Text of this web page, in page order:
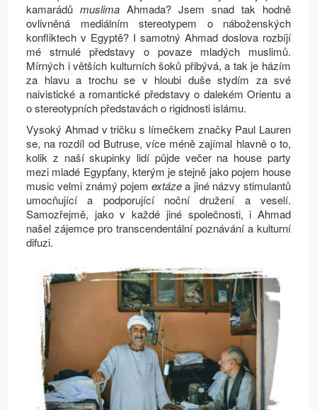
kamarádů muslima Ahmada? Jsem snad tak hodně
ovlivněná mediálním stereotypem o náboženských
konfliktech v Egyptě? I samotný Ahmad doslova rozbíjí
mé strnulé představy o povaze mladých muslimů.
Mírných i větších kulturních šoků přibývá, a tak je házím
za hlavu a trochu se v hloubi duše stydím za své
naivistické a romantické představy o dalekém Orientu a
o stereotypních představách o rigidnosti islámu.
Vysoký Ahmad v tričku s límečkem značky Paul Lauren
se, na rozdíl od Butruse, více méně zajímal hlavně o to,
kolik z naší skupinky lidí půjde večer na house party
mezi mladé Egypťany, kterým je stejně jako pojem house
music velmi známý pojem extázea jiné názvy stimulantů
umocňující a podporující noční družení a veselí.
Samozřejmě, jako v každé jiné společnosti, i Ahmad
našel zájemce pro transcendentální poznávání a kulturní
difuzi.